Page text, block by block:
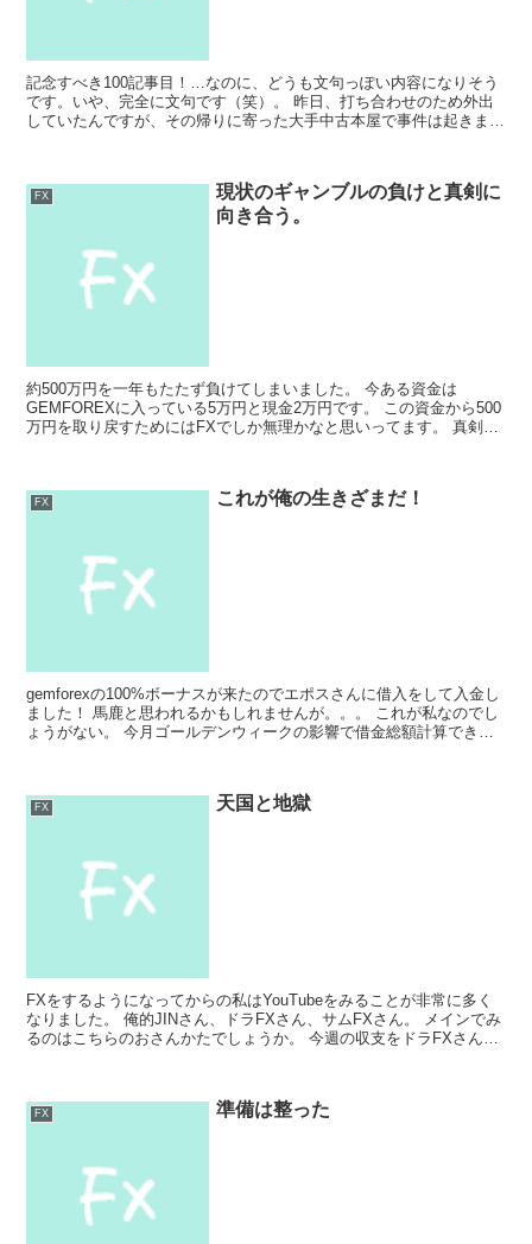
記念すべき100記事目！…なのに、どうも文句っぽい内容になりそう
です。いや、完全に文句です（笑）。 昨日、打ち合わせのため外出
していたんですが、その帰りに寄った大手中古本屋で事件は起きまし
FX
現状のギャンブルの負けと真剣に
向き合う。
約500万円を一年もたたず負けてしまいました。 今ある資金は
GEMFOREXに入っている5万円と現金2万円です。 この資金から500
万円を取り戻すためにはFXでしか無理かなと思いってます。 真剣に
FX これが俺の生きざまだ！
gemforexの100%ボーナスが来たのでエポスさんに借入をして入金し
ました！ 馬鹿と思われるかもしれませんが。。。 これが私なのでし
ょうがない。 今月ゴールデンウィークの影響で借金総額計算できま
FX 天国と地獄
FXをするようになってからの私はYouTubeをみることが非常に多く
なりました。 俺的JINさん、ドラFXさん、サムFXさん。 メインでみ
るのはこちらのおさんかたでしょうか。 今週の収支をドラFXさんが
FX 準備は整った